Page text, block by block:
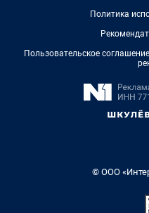
Политика
Пользовательское
© ООО